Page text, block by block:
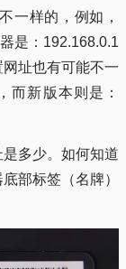
一样的，例如，
是：192.168.0.1
址也有可能不一
而新版本则是：
多少。如何知道
部标签（名牌）